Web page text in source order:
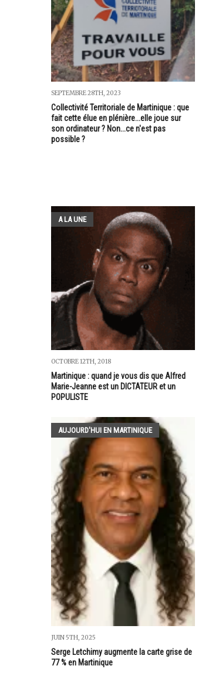
SEPTEMBRE 28TH, 2023
Collectivité Territoriale de Martinique : que
fait cette élue en plénière...elle joue sur
son ordinateur ? Non...ce n'est pas
possible ?
A LA UNE
OCTOBRE 12TH, 2018
Martinique : quand je vous dis que Alfred
Marie-Jeanne est un DICTATEUR et un
POPULISTE
AUJOURD'HUI EN MARTINIQUE
JUIN 5TH, 2025
Serge Letchimy augmente la carte grise de
77 % en Martinique